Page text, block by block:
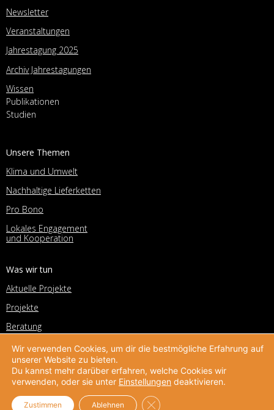
Newsletter
Veranstaltungen
Jahrestagung 2025
Archiv Jahrestagungen
Wissen
Publikationen
Studien
Unsere Themen
Klima und Umwelt
Nachhaltige Lieferketten
Pro Bono
Lokales Engagement
und Kooperation
Was wir tun
Aktuelle Projekte
Projekte
Beratung
Corporate Volunteering Office
Deutscher Preis für
Unternehmensengagement
Helpdesk
Unternehmensengagement
Wir verwenden Cookies, um dir die bestmögliche Erfahrung auf
unserer Website zu bieten.
Du kannst mehr darüber erfahren, welche Cookies wir
verwenden, oder sie unter Einstellungen deaktivieren.
Zustimmen Ablehnen GDPR Cookie-Banner